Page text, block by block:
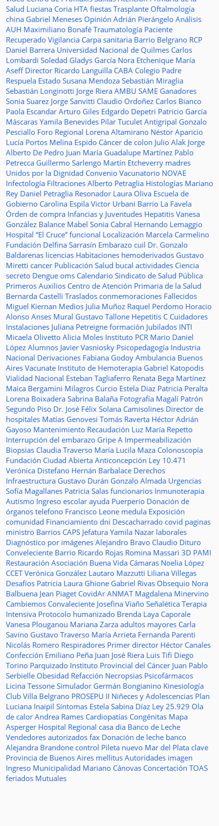
Salud Luciana Coria HTA fiestas Trasplante Oftalmología
china Gabriel Meneses Opinión Adrián Pierángelo Análisis
AUH Maximiliano Bonafé Traumatología Paciente
Recuperado Vigilancia Carpa sanitaria Barrio Belgrano RCP
Daniel Barrera Universidad Nacional de Quilmes Carlos
Lombardi Soledad Gladys García Nora Etchenique María
Aseff Director Ricardo Languilla CABA Colegio Padre
Respuela Estado Susana Mendoza Sebastián Miraglia
Sebastián Longinotti Jorge Riera AMBU SAME Ganadores
Sonia Suarez Jorge Sanvitti Claudio Ordoñez Carlos Bianco
Paola Escandar Arturo Giles Edgardo Depetri Patricio García
Máscaras Yamila Benevides Pilar Tuculet Antigripal Gonzalo
Pesciallo Foro Regional Lorena Altamirano Néstor Aparicio
Lucía Portos Melina Espido Cáncer de colon Julio Alak Jorge
Alberto De Pedro Juan María Guadalupe Martínez Pablo
Petrecca Guillermo Sarlengo Martín Etcheverry madres
Unidos por la Dignidad Convenio Vacunatorio NOVAE
Infectología Filtraciones Alberto Petraglia Histologías Mariano
Rey Daniel Petraglia Resonador Laura Oliva Escuela de
Gobierno Carolina Espila Victor Urbani Barrio La Favela
Órden de compra Infancias y Juventudes Hepatitis Vanesa
González Balance Mabel Sonia Cabral Hernando Lemaggio
Hospital “El Cruce” funcional Localización Marcela Carmelino
Fundación Delfina Sarrasín Embarazo cuil Dr. Gonzalo
Baldarenas licencias Habitaciones hemoderivados Gustavo
Miretti cancer Publicación Salud bucal actividades Ciencia
secreto Dengue oms Calendario Sindicato de Salud Pública
Primeros Auxilios Centro de Atención Primaria de la Salud
Bernarda Castelli Traslados conmemoraciones Fallecidos
Miguel Kiernan Medios Julia Muñoz Raquel Perdomo Horacio
Alonso Anses Mural Gustavo Tallone Hepetitis C Cuidadores
Instalaciones Juliana Petreigne formación Jubilados INTI
Micaela Olivetto Alicia Moles Instituto PCR Mario Daniel
López Alumnos Javier Vasniosky Psicopedagogía Industria
Nacional Derivaciones Fabiana Godoy Ambulancia Buenos
Aires Vacunate Instituto de Hemoterapia Gabriel Katopodis
Vialidad Nacional Esteban Tagliaferro Renata Bega Martínez
Maica Bergamini Milagros Curcio Estela Diaz Patricia Peralta
Lorena Boixadera Sabrina Balaña Fotografía Magalí Patrón
Segundo Piso Dr. José Félix Solana Camisolines Director de
hospitales Matías Genovesi Tomás Raverta Héctor Adrián
Gayoso Mantenimiento Recaudación Luz María Repetto
Interrupción del embarazo Gripe A Impermeabilización
Biopsias Claudia Traverso María Lucila Maza Colonoscopía
Fundación Ciudad Abierta Anticoncepción Ley 10.471
Verónica Distefano Hernán Barbalace Derechos
Infraestructura Gustavo Durán Gonzalo Almada Urgencias
Sofía Magallanes Patricia Salas funcionarios Inmunoterapia
Autismo Ingreso escolar ayuda Puerperio Donación de
órganos telefono Francisco Leone medula Exposición
comunidad Financiamiento dni Descacharrado covid paginas
ministro Barrios CAPS Jefatura Yamila Nazar laborales
Diagnóstico por imágenes Alejandro Bravo Claudio Dituro
Conveleciente Barrio Ricardo Rojas Romina Massari 3D PAMI
Restauración Asociación Buena Vida Cámaras Noelia López
CCETVerónica González Lautaro Mazzutti Liliana Villegas
Desafíos Patricia Laura Ghione Gabriel Rivas Obsequio Nora
Balbuena Jean Piaget CovidAr ANMAT Magdalena Minervino
Cambiemos Convaleciente Josefina Viaño Señalética Terapia
Intensiva Protocolo humanizado Brenda Laya Caporale
Vanesa Plouganou Mariana Zarza adultos mayores Carla
Savino Gustavo Traverso María Arrieta Fernanda Parenti
Nicolás Romero Respiradores Primer director Héctor Canales
Confección Emiliano Peña Juan José Riera Luis Tifi Diego
Torino Parquizado Instituto Provincial del Cáncer Juan Pablo
Serbielle Obesidad Refacción Necropsias Psicofármacos
Licina Tessone Simulador Germán Bongianino Kinesiología
Club Villa Belgrano PROSEPU II Niñeces y Adolescencias Plan
Luciana Inaipil Síntomas Estela Sabina Díaz Ley 25.929 Ola
de calor Andrea Rames Cardiopatías Congénitas Mapa
Asperger Hospital Regional casa dia Banco de Leche
Vendedores autorizados fax Donación de leche banco
Alejandra Brandone control Pileta nuevo Mar del Plata clave
Provincia de Buenos Aires mellitus Autoridades imagen
Ingreso Municipalidad Mariano Cánovas Concertación TOAS
feriados Mutuales